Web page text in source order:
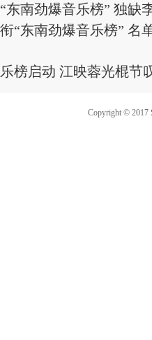
东南劲爆音乐榜” 独缺
“东南劲爆音乐榜” 名
榜启动 江映蓉光棍节
Copyright © 2017